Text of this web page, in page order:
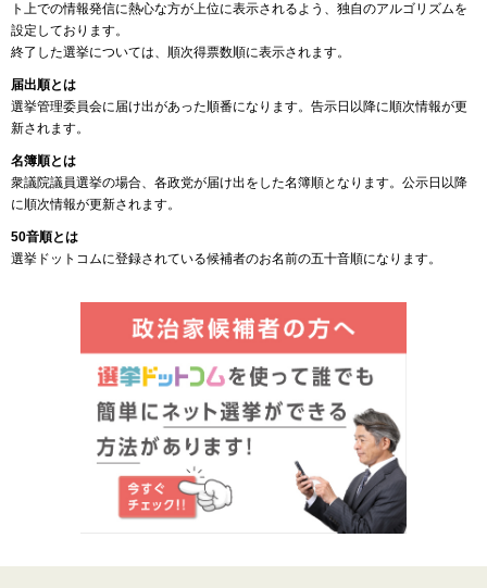
ト上での情報発信に熱心な方が上位に表示されるよう、独自のアルゴリズムを
設定しております。
終了した選挙については、順次得票数順に表示されます。
届出順とは
選挙管理委員会に届け出があった順番になります。告示日以降に順次情報が更
新されます。
名簿順とは
衆議院議員選挙の場合、各政党が届け出をした名簿順となります。公示日以降
に順次情報が更新されます。
50音順とは
選挙ドットコムに登録されている候補者のお名前の五十音順になります。